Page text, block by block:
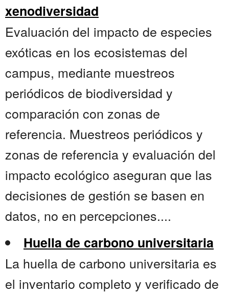
xenodiversidad
Evaluación del impacto de especies
exóticas en los ecosistemas del
campus, mediante muestreos
periódicos de biodiversidad y
comparación con zonas de
referencia. Muestreos periódicos y
zonas de referencia y evaluación del
impacto ecológico aseguran que las
decisiones de gestión se basen en
datos, no en percepciones....
Huella de carbono universitaria
La huella de carbono universitaria es
el inventario completo y verificado de